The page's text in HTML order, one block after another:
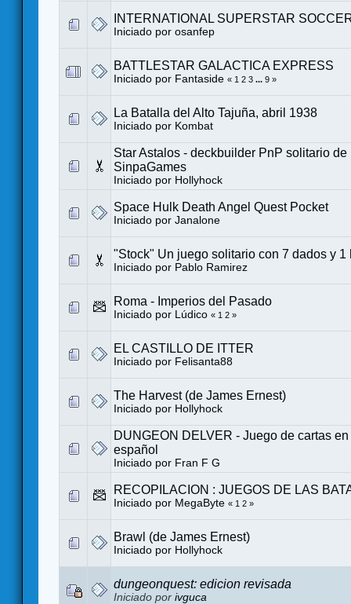
INTERNATIONAL SUPERSTAR
Iniciado por osanfep
BATTLESTAR GALACTICA EXPRESS
Iniciado por Fantaside « 1 2 3 ... 9 »
La Batalla del Alto Tajuña, abril 1938
Iniciado por Kombat
Star Astalos - deckbuilder PnP solitario de
SinpaGames
Iniciado por Hollyhock
Space Hulk Death Angel Quest Pocket
Iniciado por Janalone
"Stock" Un juego solitario con 7 dados y 1
Iniciado por Pablo Ramirez
Roma - Imperios del Pasado
Iniciado por Lúdico « 1 2 »
EL CASTILLO DE ITTER
Iniciado por Felisanta88
The Harvest (de James Ernest)
Iniciado por Hollyhock
DUNGEON DELVER - Juego de cartas
español
Iniciado por Fran F G
RECOPILACION : JUEGOS DE LAS
Iniciado por MegaByte « 1 2 »
Brawl (de James Ernest)
Iniciado por Hollyhock
dungeonquest: edicion revisada
Iniciado por ivguca